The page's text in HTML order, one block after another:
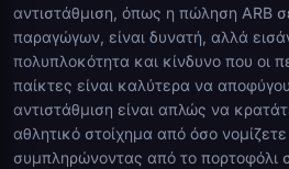
αντιστάθμιση, όπως η πώληση ARB
παραγώγων, είναι δυνατή, αλλά
πολυπλοκότητα και κίνδυνο που οι
παίκτες είναι καλύτερα να
αντιστάθμιση είναι απλώς να
αθλητικό στοίχημα από όσο νομίζετε
συμπληρώνοντας από το πορτοφόλι